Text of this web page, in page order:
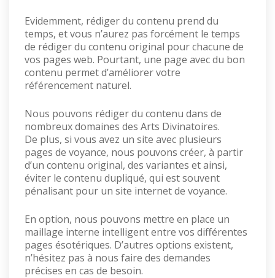
Evidemment, rédiger du contenu prend du
temps, et vous n’aurez pas forcément le temps
de rédiger du contenu original pour chacune de
vos pages web. Pourtant, une page avec du bon
contenu permet d’améliorer votre
référencement naturel.
Nous pouvons rédiger du contenu dans de
nombreux domaines des Arts Divinatoires.
De plus, si vous avez un site avec plusieurs
pages de voyance, nous pouvons créer, à partir
d’un contenu original, des variantes et ainsi,
éviter le contenu dupliqué, qui est souvent
pénalisant pour un site internet de voyance.
En option, nous pouvons mettre en place un
maillage interne intelligent entre vos différentes
pages ésotériques. D’autres options existent,
n’hésitez pas à nous faire des demandes
précises en cas de besoin.